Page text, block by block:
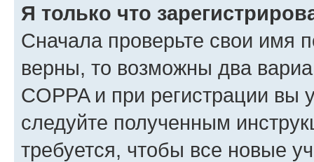
Я только что
Сначала проверьте свои имя
верны, то возможны два
COPPA и при регистрации вы
следуйте полученным
требуется, чтобы все новые